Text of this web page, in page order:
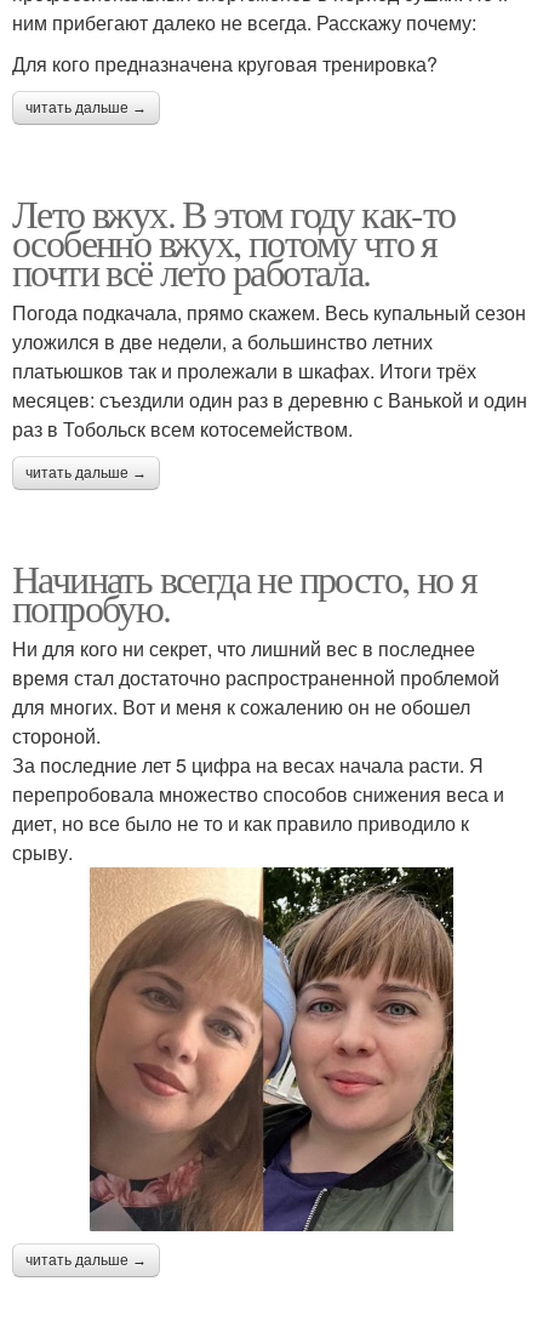
ним прибегают далеко не всегда. Расскажу почему:
Для кого предназначена круговая тренировка?
читать дальше →
Лето вжух. В этом году как-то
особенно вжух, потому что я
почти всё лето работала.
Погода подкачала, прямо скажем. Весь купальный сезон
уложился в две недели, а большинство летних
платьюшков так и пролежали в шкафах. Итоги трёх
месяцев: съездили один раз в деревню с Ванькой и один
раз в Тобольск всем котосемейством.
читать дальше →
Начинать всегда не просто, но я
попробую.
Ни для кого ни секрет, что лишний вес в последнее
время стал достаточно распространенной проблемой
для многих. Вот и меня к сожалению он не обошел
стороной.
За последние лет 5 цифра на весах начала расти. Я
перепробовала множество способов снижения веса и
диет, но все было не то и как правило приводило к
срыву.
читать дальше →